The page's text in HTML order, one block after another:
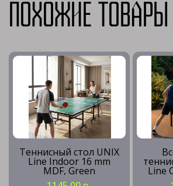
Похожие товары
Теннисный стол UNIX
Line Indoor 16 mm
MDF, Green
Line